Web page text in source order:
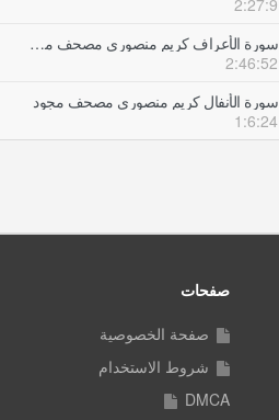
2:27:9
سورة الأعراف كريم منصوري مصحف مجود
2:46:52
سورة الأنفال كريم منصوري مصحف مجود
1:6:24
صفحات
صفحة الخصوصية
شروط الاستخدام
DMCA